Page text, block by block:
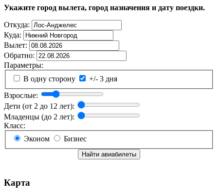
Укажите город вылета, город назначения и дату поездки.
Откуда:
Куда:
Вылет:
Обратно:
Параметры:
В одну сторону
+/- 3 дня
Взрослые:
Дети (от 2 до 12 лет):
Младенцы (до 2 лет):
Класс:
Эконом
Бизнес
Найти авиабилеты
Карта